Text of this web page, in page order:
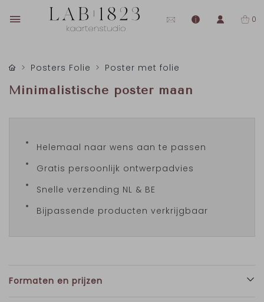
0
Posters Folie Poster met folie
Minimalistische poster maan
Helemaal naar wens aan te passen
Gratis persoonlijk ontwerpadvies
Snelle verzending NL & BE
Bijpassende producten verkrijgbaar
Formaten en prijzen